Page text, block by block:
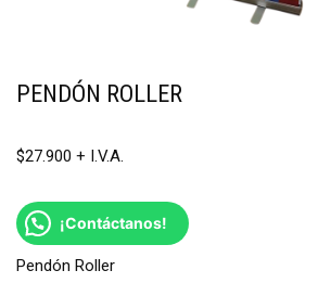
PENDÓN ROLLER
$27.900
¡Contáctanos!
Pendón Roller